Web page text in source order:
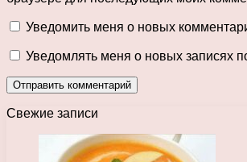
Уведомить меня о новых
Уведомлять меня о новых записях
Свежие записи